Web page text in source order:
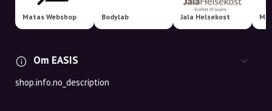
Matas Webshop Bodylab Jala Helsekost
Om EASIS
shop.info.no_description